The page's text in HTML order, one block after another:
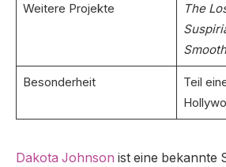
Weitere Projekte The
Smooth
Besonderheit
Teil
Dakota Johnson ist eine bekannte